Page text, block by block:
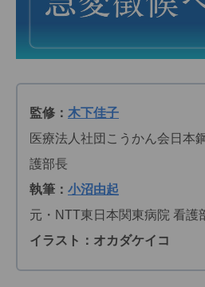
監修： 木下佳子
医療法人社団こうかん会日本
護部長
執筆： 小沼由起
元・NTT東日本関東病院 看護
イラスト：オカダケイコ